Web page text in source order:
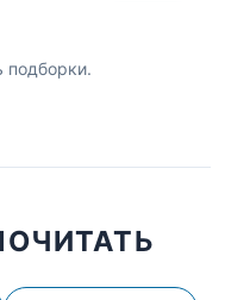
подборки.